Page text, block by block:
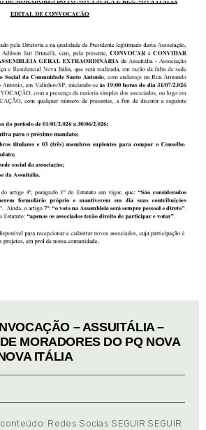
– ASSUITÁLIA –
MORADORES DO PQ NOVA
ITÁLIA
Redes Socias SEGUIR SEGUIR